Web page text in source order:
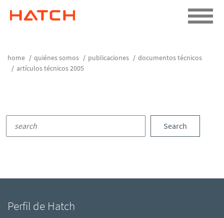
home quiénes somos publicaciones
documentos técnicos
artículos técnicos 2005
Search
Perfil de Hatch